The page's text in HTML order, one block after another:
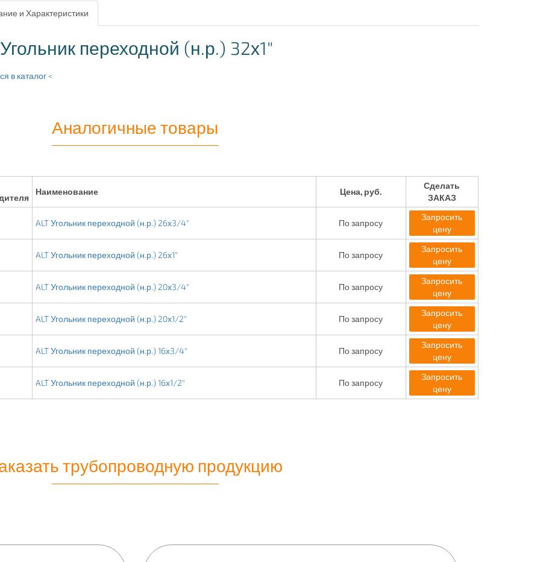
и Характеристики
переходной (н.р.) 32х1"
в каталог <
Аналогичные товары
Наименование Цена, руб.
Сделать
ЗАКАЗ
ALT Угольник переходной (н.р.) 26х3/4" По запросу
Запросить
цену
ALT Угольник переходной (н.р.) 26х1" По запросу
Запросить
цену
ALT Угольник переходной (н.р.) 20х3/4" По запросу
Запросить
цену
ALT Угольник переходной (н.р.) 20х1/2" По запросу
Запросить
цену
ALT Угольник переходной (н.р.) 16х3/4" По запросу
Запросить
цену
ALT Угольник переходной (н.р.) 16х1/2" По запросу
Запросить
цену
трубопроводную продукцию